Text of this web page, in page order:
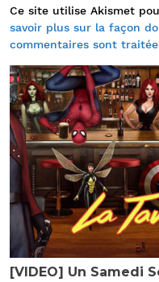
Ce site utilise Akismet
savoir plus sur la façon
commentaires sont
[VIDEO] Un Samedi